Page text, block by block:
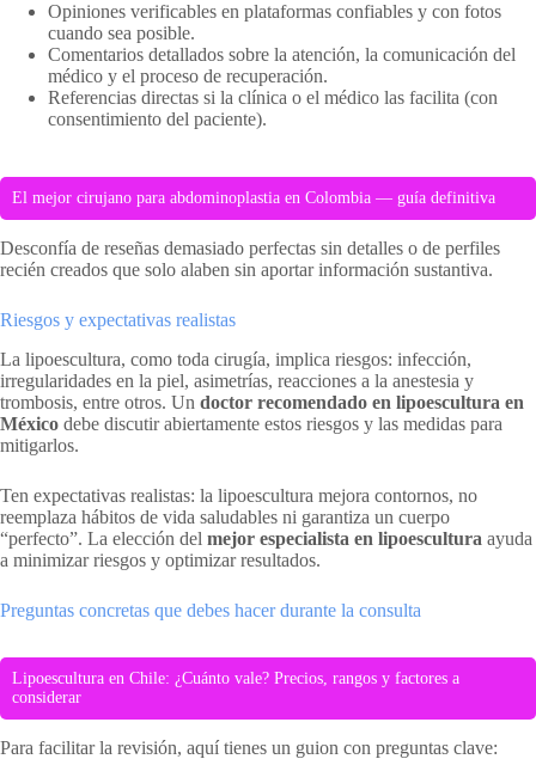
Opiniones verificables en plataformas confiables y con fotos
cuando sea posible.
Comentarios detallados sobre la atención, la comunicación del
médico y el proceso de recuperación.
Referencias directas si la clínica o el médico las facilita (con
consentimiento del paciente).
El mejor cirujano para abdominoplastia en Colombia — guía definitiva
Desconfía de reseñas demasiado perfectas sin detalles o de perfiles
recién creados que solo alaben sin aportar información sustantiva.
Riesgos y expectativas realistas
La lipoescultura, como toda cirugía, implica riesgos: infección,
irregularidades en la piel, asimetrías, reacciones a la anestesia y
trombosis, entre otros. Un doctor recomendado en lipoescultura en
México debe discutir abiertamente estos riesgos y las medidas para
mitigarlos.
Ten expectativas realistas: la lipoescultura mejora contornos, no
reemplaza hábitos de vida saludables ni garantiza un cuerpo
“perfecto”. La elección del mejor especialista en lipoescultura ayuda
a minimizar riesgos y optimizar resultados.
Preguntas concretas que debes hacer durante la consulta
Lipoescultura en Chile: ¿Cuánto vale? Precios, rangos y factores a
considerar
Para facilitar la revisión, aquí tienes un guion con preguntas clave: